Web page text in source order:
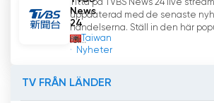
News
24
Taiwan
Nyheter
Titta på TVBS News 24 live
uppdaterad med de senaste
händelserna. Ställ in den här
för...
TV FRÅN LÄNDER